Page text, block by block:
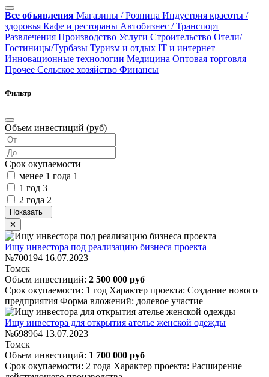
Все объявления Магазины / Розница Индустрия красоты /
здоровья Кафе и рестораны Автобизнес / Транспорт
Развлечения Производство Услуги Строительство Отели/
Гостиницы/Турбазы Туризм и отдых IT и интернет
Инновационные технологии Медицина Оптовая торговля
Прочее Сельское хозяйство Финансы
Фильтр
Объем инвестиций (руб)
Срок окупаемости
менее 1 года 1
1 год 3
2 года 2
Ищу инвестора под реализацию бизнеса проекта
№700194 16.07.2023
Томск
Объем инвестиций: 2 500 000 руб
Срок окупаемости: 1 год Характер проекта: Создание нового
предприятия Форма вложений: долевое участие
Ищу инвестора для открытия ателье женской одежды
№698964 13.07.2023
Томск
Объем инвестиций: 1 700 000 руб
Срок окупаемости: 2 года Характер проекта: Расширение